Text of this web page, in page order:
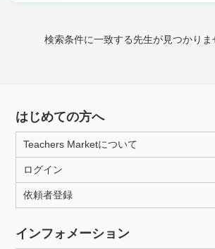
検索条件に一致する先生が見つかりま
月曜日 火曜日
所属大学
距離：15km以内
はじめての方へ
Teachers Marketについて
ログイン
依頼者登録
インフォメーション